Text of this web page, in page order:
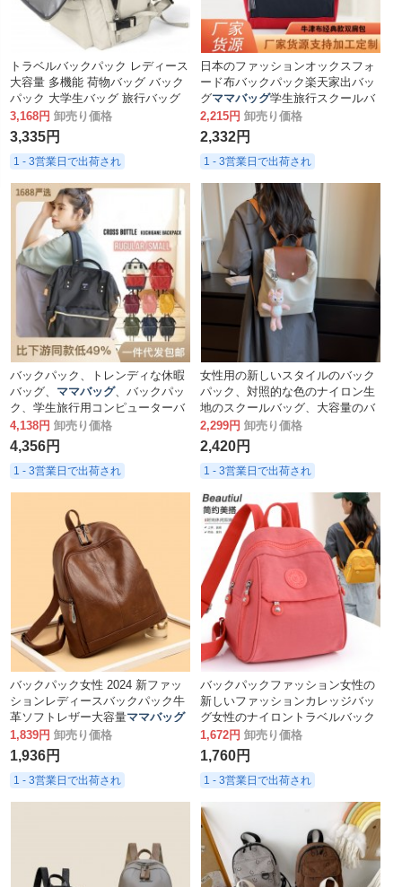
トラベルバックパック レディース
大容量 多機能 荷物バッグ バック
パック 大学生バッグ 旅行バッグ
ママバッグ
3,168円 卸売り価格
3,335円
1 - 3営業日で出荷され
日本のファッションオックスフォ
ード布バックパック楽天家出バッ
グママバッグ学生旅行スクールバ
ッグ日本のスクールバッグ
2,215円 卸売り価格
2,332円
1 - 3営業日で出荷され
バックパック、トレンディな休暇
バッグ、 ママバッグ、バックパッ
ク、学生旅行用コンピューターバ
ックパック、スクールバッグ
4,138円 卸売り価格
4,356円
1 - 3営業日で出荷され
女性用の新しいスタイルのバック
パック、対照的な色のナイロン生
地のスクールバッグ、大容量のバ
ックパック、 ママバッグ
ッグ
2,299円 卸売り価格
2,420円
1 - 3営業日で出荷され
バックパック女性 2024 新ファッ
ションレディースバックパック牛
革ソフトレザー大容量ママバッグ
1,839円 卸売り価格
1,936円
1 - 3営業日で出荷され
バックパックファッション女性の
新しいファッションカレッジバッ
グ女性のナイロントラベルバック
パックママバッグ
1,672円 卸売り価格
1,760円
1 - 3営業日で出荷され